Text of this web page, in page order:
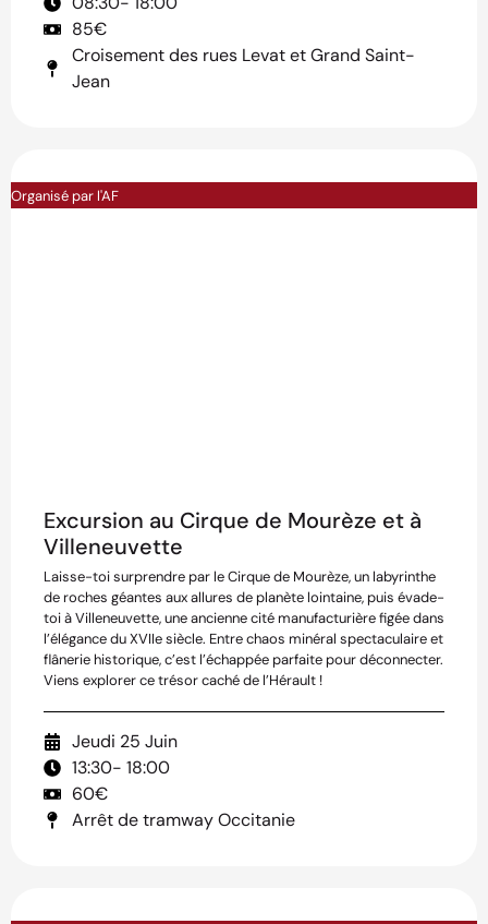
85€
Croisement des rues Levat et Grand Saint-
Jean
Organisé par l'AF
Excursion au Cirque de Mourèze et à
Villeneuvette
Laisse-toi surprendre par le Cirque de Mourèze, un labyrinthe
de roches géantes aux allures de planète lointaine, puis évade-
toi à Villeneuvette, une ancienne cité manufacturière figée dans
l’élégance du XVIIe siècle. Entre chaos minéral spectaculaire et
flânerie historique, c’est l’échappée parfaite pour déconnecter.
Viens explorer ce trésor caché de l’Hérault !
Jeudi 25 Juin
13:30- 18:00
60€
Arrêt de tramway Occitanie